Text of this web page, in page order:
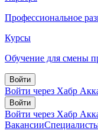
Профессиональное
Курсы
Обучение для смены
Войти
Войти через Хабр
Войти
Войти через Хабр
Вакансии